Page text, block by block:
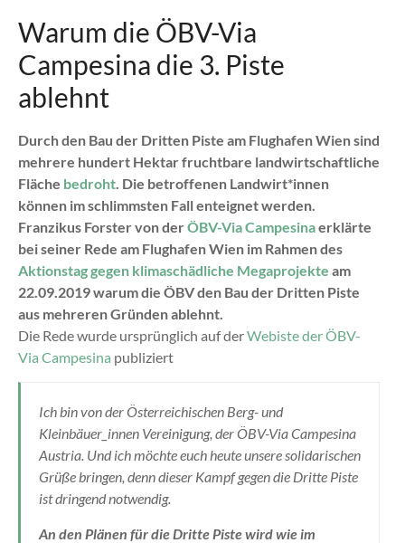
Warum die ÖBV-Via
Campesina die 3. Piste
ablehnt
Durch den Bau der Dritten Piste am Flughafen Wien sind
mehrere hundert Hektar fruchtbare landwirtschaftliche
Fläche bedroht. Die betroffenen Landwirt*innen
können im schlimmsten Fall enteignet werden.
Franzikus Forster von derÖBV-Via Campesinaerklärte
bei seiner Rede am Flughafen Wien im Rahmen des
Aktionstag gegen klimaschädliche Megaprojekte am
22.09.2019 warum die ÖBV den Bau der Dritten Piste
aus mehreren Gründen ablehnt.
Die Rede wurde ursprünglich auf derWebiste der ÖBV-
Via Campesina publiziert
Ich bin von der Österreichischen Berg- und
Kleinbäuer_innen Vereinigung, der ÖBV-Via Campesina
Austria. Und ich möchte euch heute unsere solidarischen
Grüße bringen, denn dieser Kampf gegen die Dritte Piste
ist dringend notwendig.
An den Plänen für die Dritte Piste wird wie im